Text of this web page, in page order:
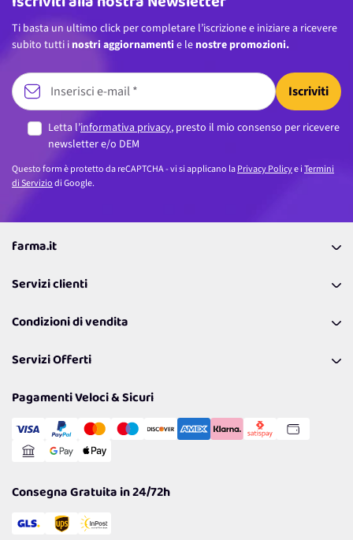
Ti basta un ultimo click per completare l’iscrizione e iniziare a ricevere
subito tutti i nostri aggiornamenti e le nostre promozioni.
Iscriviti
Letta l’informativa privacy, presto il mio consenso per ricevere
newsletter e/o DEM
Questo form è protetto da reCAPTCHA - vi si applicano laPrivacy Policye iTermini
di Serviziodi Google.
farma.it
Coupon
Lavora con noi
Politiche per la parità di genere
Servizi clienti
Richiamami
Resi
Condizioni di vendita
Spedizioni
Cookie Policy
Gestisci Cookie
Servizi Offerti
Reso Facile e Veloce
Pagamenti Veloci & Sicuri
Consegna Gratuita in 24/72h